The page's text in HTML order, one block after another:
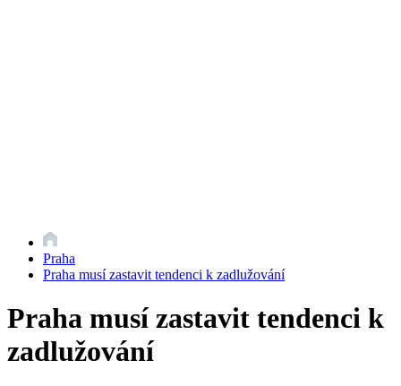
Praha
Praha musí zastavit tendenci k zadlužování
Praha musí zastavit tendenci k
zadlužování